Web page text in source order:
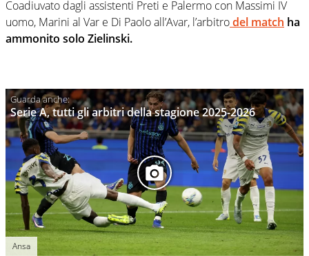
Coadiuvato dagli assistenti Preti e Palermo con Massimi IV
uomo, Marini al Var e Di Paolo all’Avar, l’arbitrodel match ha
ammonito solo Zielinski.
Serie A, tutti gli arbitri della stagione 2025-2026
Ansa